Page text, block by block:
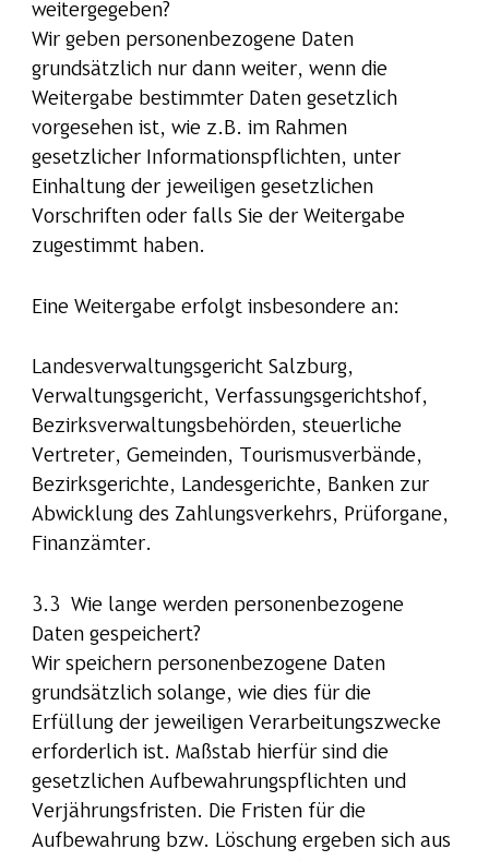
weitergegeben?
Wir geben personenbezogene Daten
grundsätzlich nur dann weiter, wenn die
Weitergabe bestimmter Daten gesetzlich
vorgesehen ist, wie z.B. im Rahmen
gesetzlicher Informationspflichten, unter
Einhaltung der jeweiligen gesetzlichen
Vorschriften oder falls Sie der Weitergabe
zugestimmt haben.
Eine Weitergabe erfolgt insbesondere an:
Landesverwaltungsgericht Salzburg,
Verwaltungsgericht, Verfassungsgerichtshof,
Bezirksverwaltungsbehörden, steuerliche
Vertreter, Gemeinden, Tourismusverbände,
Bezirksgerichte, Landesgerichte, Banken zur
Abwicklung des Zahlungsverkehrs, Prüforgane,
Finanzämter.
3.3 Wie lange werden personenbezogene
Daten gespeichert?
Wir speichern personenbezogene Daten
grundsätzlich solange, wie dies für die
Erfüllung der jeweiligen Verarbeitungszwecke
erforderlich ist. Maßstab hierfür sind die
gesetzlichen Aufbewahrungspflichten und
Verjährungsfristen. Die Fristen für die
Aufbewahrung bzw. Löschung ergeben sich aus